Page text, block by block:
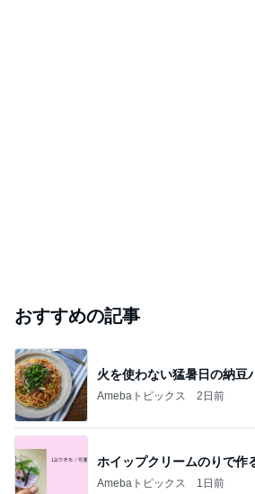
おすすめの記事
火を使わない猛暑日の納豆
Amebaトピックス 2日前
ホイップクリームのりで作
Amebaトピックス 1日前